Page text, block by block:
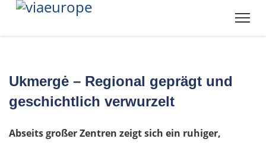
Ukmergė – Regional geprägt und
geschichtlich verwurzelt
Abseits großer Zentren zeigt sich ein ruhiger,